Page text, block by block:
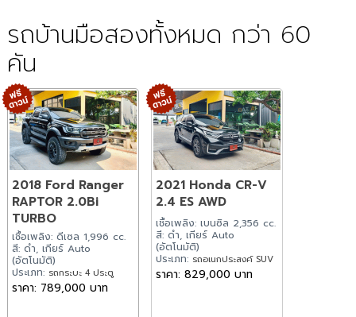
รถบ้านมือสองทั้งหมด กว่า 60
คัน
2018 Ford Ranger
RAPTOR 2.0Bi
TURBO
เชื้อเพลิง: ดีเซล 1,996 cc.
สี: ดำ, เกียร์ Auto
(อัตโนมัติ)
ประเภท: รถกระบะ 4 ประตู
ราคา: 789,000 บาท
2021 Honda CR-V
2.4 ES AWD
เชื้อเพลิง: เบนซิล 2,356 cc.
สี: ดำ, เกียร์ Auto
(อัตโนมัติ)
ประเภท: รถอเนกประสงค์ SUV
ราคา: 829,000 บาท